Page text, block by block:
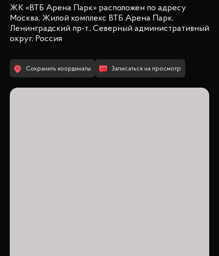
ЖК «ВТБ Арена Парк» расположен по адресу
Москва, Жилой комплекс ВТБ Арена Парк,
Ленинградский пр-т., Северный административный
округ, Россия
Сохранить координаты Записаться на просмотр